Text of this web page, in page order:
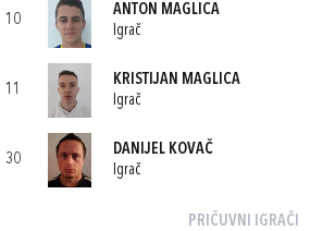
10
ANTON MAGLICA
Igrač
11
KRISTIJAN MAGLICA
Igrač
30
DANIJEL KOVAČ
Igrač
PRIČUVNI IGRAČI